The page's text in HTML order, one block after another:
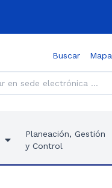
Buscar Mapa
Planeación, Gestión
y Control